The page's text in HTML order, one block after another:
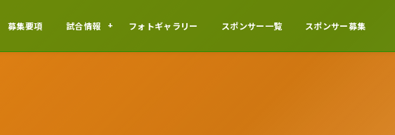
募集要項 試合情報 フォトギャラリー スポンサー一覧 スポンサー募集